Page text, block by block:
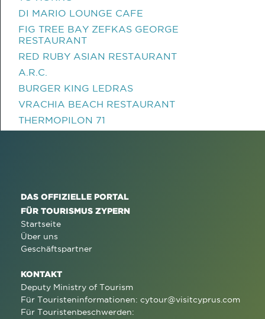
DI MARIO LOUNGE CAFE
FIG TREE BAY ZEFKAS GEORGE
RESTAURANT
RED RUBY ASIAN RESTAURANT
A.R.C.
BURGER KING LEDRAS
VRACHIA BEACH RESTAURANT
THERMOPILON 71
DAS OFFIZIELLE PORTAL
FÜR TOURISMUS ZYPERN
Startseite
Über uns
Geschäftspartner
KONTAKT
Deputy Ministry of Tourism
Für Touristeninformationen: cytour@visitcyprus.com
Für Touristenbeschwerden: